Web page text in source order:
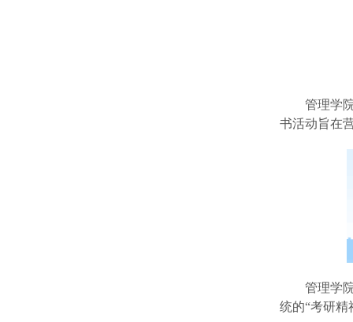
管理学
书活动旨在
管理学
统的“考研